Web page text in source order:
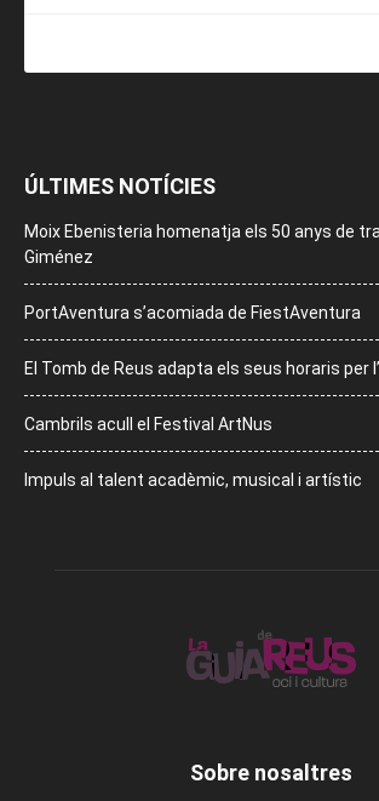
ÚLTIMES NOTÍCIES
Moix Ebenisteria homenatja els 50 anys de
Giménez
PortAventura s’acomiada de FiestAventura
El Tomb de Reus adapta els seus horaris per
Cambrils acull el Festival ArtNus
Impuls al talent acadèmic, musical i artístic
Sobre nosaltres